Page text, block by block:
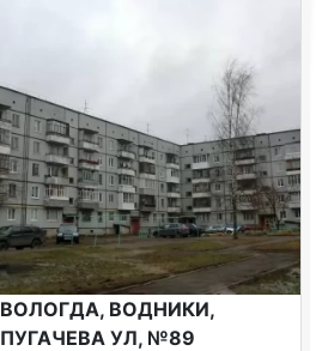
ВОЛОГДА, ВОДНИКИ,
ПУГАЧЕВА УЛ, №89